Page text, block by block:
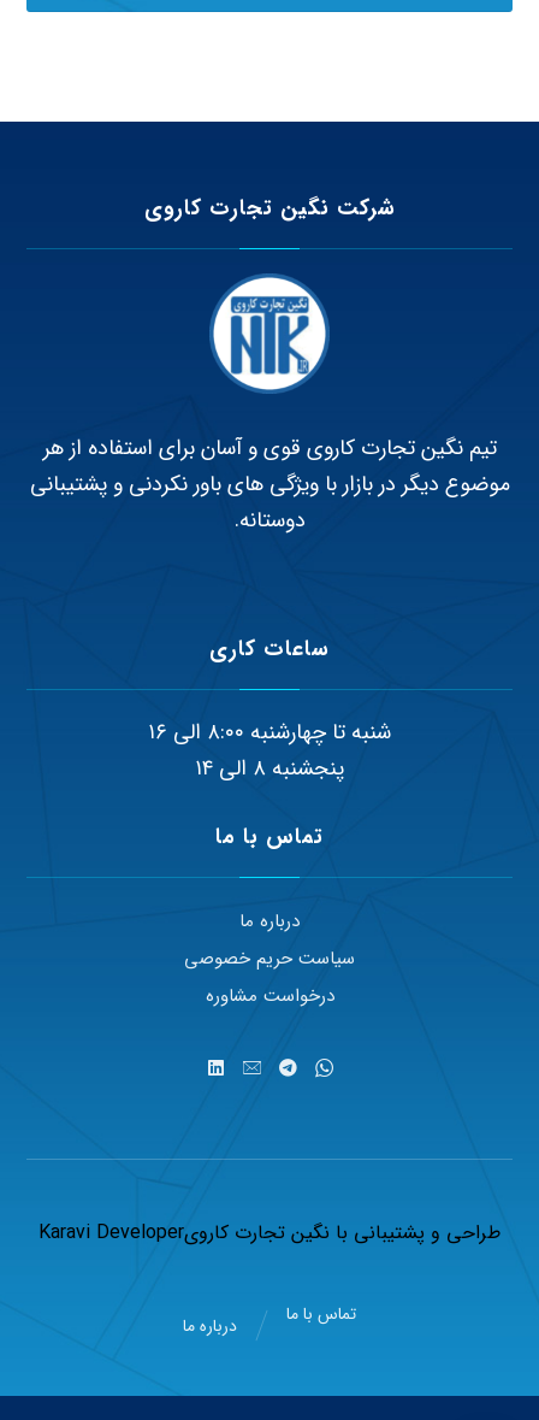
شرکت نگین تجارت کاروی
تیم نگین تجارت کاروی قوی و آسان برای استفاده از هر
موضوع دیگر در بازار با ویژگی های باور نکردنی و پشتیبانی
دوستانه.
ساعات کاری
شنبه تا چهارشنبه ۸:۰۰ الی ۱۶
پنجشنبه ۸ الی ۱۴
تماس با ما
درباره ما
سیاست حریم خصوصی
درخواست مشاوره
طراحی و پشتیبانی با نگین تجارت کارویKaravi Developer
تماس با ما درباره ما